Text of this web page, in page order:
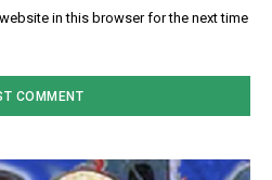
in this browser for the next time